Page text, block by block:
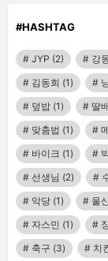
#HASHTAG
JYP (2) 강
김동희 (1)
덮밥 (1) 딸
맞춤법 (1)
바이크 (1)
선생님 (2)
악당 (1) 울
자스민 (1)
축구 (3) 치